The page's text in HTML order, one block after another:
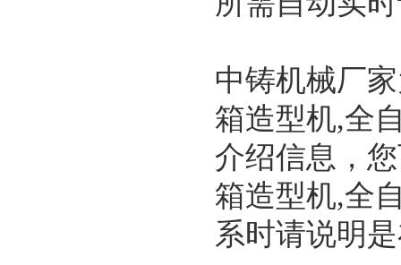
中铸机械厂
箱造型机,全
介绍信息，
箱造型机,全
系时请说明